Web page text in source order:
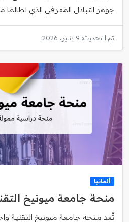
جوهر التبادل المعرفي الذي لطالما
تم التحديث: 9 يناير، 2026
ألمانيا
منحة جامعة ميونيخ
تُعد منحة جامعة ميونيخ التقنية